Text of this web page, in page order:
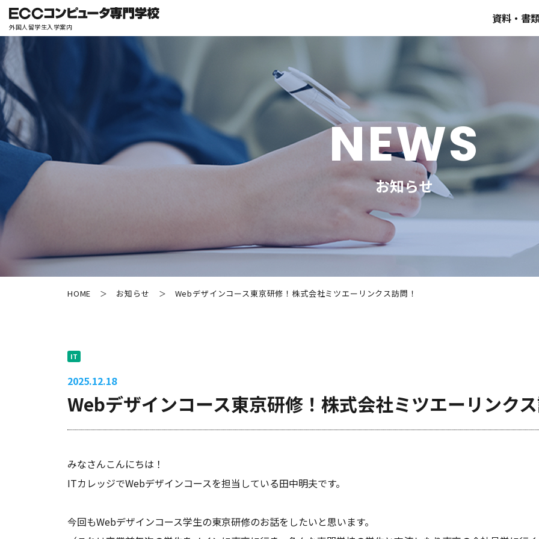
外国人留学生入学案内
資料・書
NEWS
お知らせ
HOME ＞ お知らせ ＞ Webデザインコース東京研修！株式会社ミツエーリンクス訪問！
IT
2025.12.18
Webデザインコース東京研修！株式会社ミツエーリンク
みなさんこんにちは！
ITカレッジでWebデザインコースを担当している田中明夫です。
今回もWebデザインコース学生の東京研修のお話をしたいと思います。